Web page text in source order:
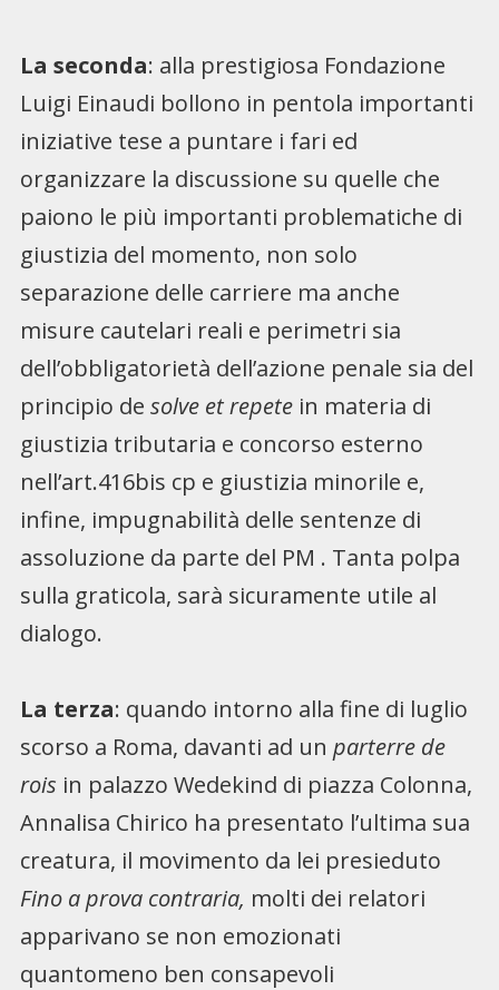
La seconda: alla prestigiosa Fondazione
Luigi Einaudi bollono in pentola importanti
iniziative tese a puntare i fari ed
organizzare la discussione su quelle che
paiono le più importanti problematiche di
giustizia del momento, non solo
separazione delle carriere ma anche
misure cautelari reali e perimetri sia
dell’obbligatorietà dell’azione penale sia del
principio de solve et repetein materia di
giustizia tributaria e concorso esterno
nell’art.416bis cp e giustizia minorile e,
infine, impugnabilità delle sentenze di
assoluzione da parte del PM . Tanta polpa
sulla graticola, sarà sicuramente utile al
dialogo.
La terza: quando intorno alla fine di luglio
scorso a Roma, davanti ad un parterre de
rois in palazzo Wedekind di piazza Colonna,
Annalisa Chirico ha presentato l’ultima sua
creatura, il movimento da lei presieduto
Fino a prova contraria, molti dei relatori
apparivano se non emozionati
quantomeno ben consapevoli